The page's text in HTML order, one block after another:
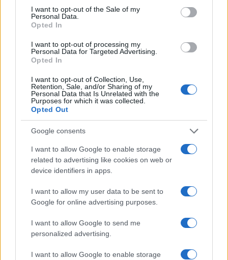
consent section.
I want to opt-out of the Sale of my
Personal Data.
Opted In
I want to opt-out of processing my
Personal Data for Targeted Advertising.
Opted In
I want to opt-out of Collection, Use,
Retention, Sale, and/or Sharing of my
Personal Data that Is Unrelated with the
Purposes for which it was collected.
Opted Out
Google consents
I want to allow Google to enable storage
related to advertising like cookies on web or
device identifiers in apps.
I want to allow my user data to be sent to
Google for online advertising purposes.
I want to allow Google to send me
personalized advertising.
I want to allow Google to enable storage
Kultúra
Brandnyúl mini disco
HÍRLEVÉL
szabályzatot!